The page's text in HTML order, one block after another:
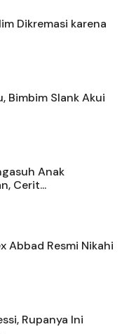
Dikremasi karena
Bimbim Slank Akui
Anak
Cerit...
Abbad Resmi Nikahi
Rupanya Ini